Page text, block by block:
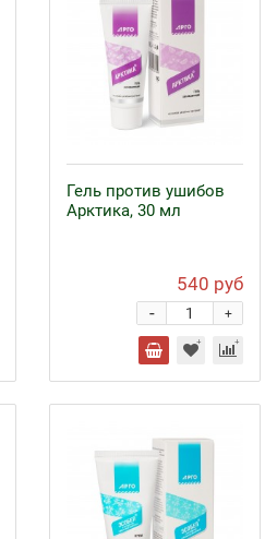
Гель против ушибов
Арктика, 30 мл
540 руб
+
-